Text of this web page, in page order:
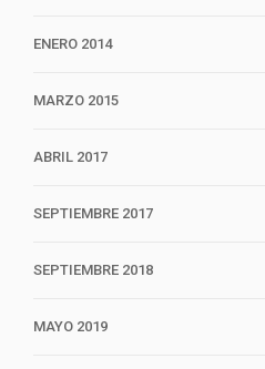
ENERO 2014
MARZO 2015
ABRIL 2017
SEPTIEMBRE 2017
SEPTIEMBRE 2018
MAYO 2019